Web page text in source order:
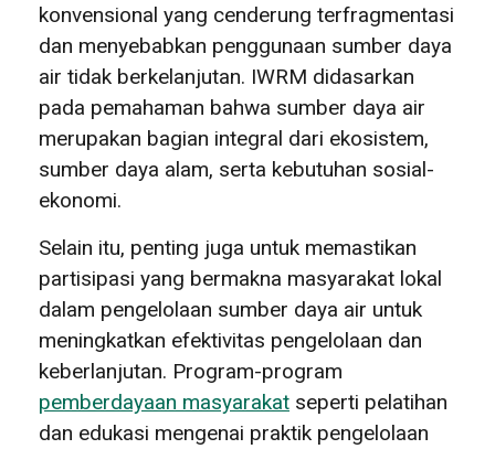
konvensional yang cenderung terfragmentasi
dan menyebabkan penggunaan sumber daya
air tidak berkelanjutan. IWRM didasarkan
pada pemahaman bahwa sumber daya air
merupakan bagian integral dari ekosistem,
sumber daya alam, serta kebutuhan sosial-
ekonomi.
Selain itu, penting juga untuk memastikan
partisipasi yang bermakna masyarakat lokal
dalam pengelolaan sumber daya air untuk
meningkatkan efektivitas pengelolaan dan
keberlanjutan. Program-program
pemberdayaan masyarakat seperti pelatihan
dan edukasi mengenai praktik pengelolaan